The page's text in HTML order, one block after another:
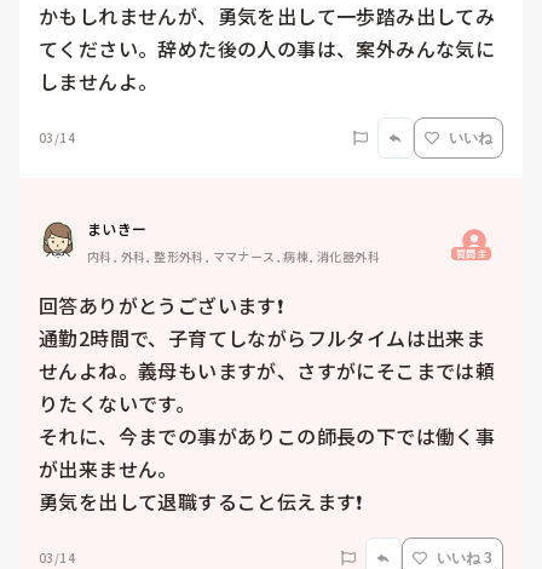
かもしれませんが、勇気を出して一歩踏み出してみ
てください。辞めた後の人の事は、案外みんな気に
しませんよ。
03/14 いいね
まいきー
内科, 外科, 整形外科, ママナース, 病棟, 消化器外科 質問主
回答ありがとうございます❗️
通勤2時間で、子育てしながらフルタイムは出来ま
せんよね。義母もいますが、さすがにそこまでは頼
りたくないです。
それに、今までの事がありこの師長の下では働く事
が出来ません。
勇気を出して退職すること伝えます❗️
03/14 いいね 3